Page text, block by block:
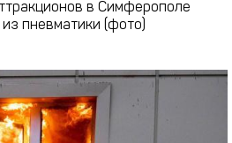
в Симферополе
пневматики (фото)